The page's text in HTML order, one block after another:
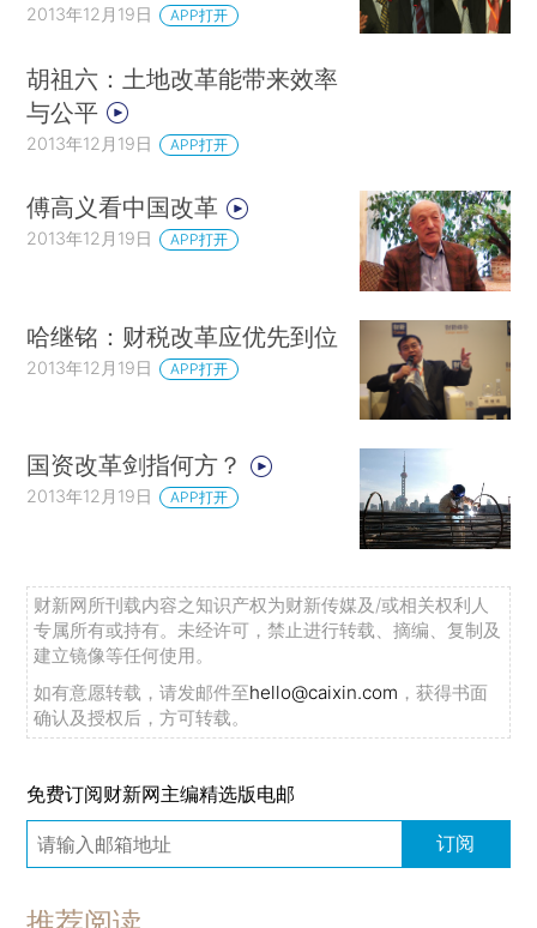
2013年12月19日 APP打开
胡祖六：土地改革能带来效率
与公平
2013年12月19日 APP打开
傅高义看中国改革
2013年12月19日 APP打开
哈继铭：财税改革应优先到位
2013年12月19日 APP打开
国资改革剑指何方？
2013年12月19日 APP打开
财新网所刊载内容之知识产权为财新传媒及/或相关权利人
专属所有或持有。未经许可，禁止进行转载、摘编、复制及
建立镜像等任何使用。
如有意愿转载，请发邮件至hello@caixin.com ，获得书面
确认及授权后，方可转载。
免费订阅财新网主编精选版电邮
订阅